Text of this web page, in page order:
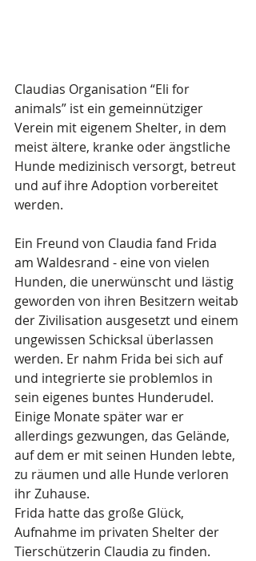
Claudias Organisation “Eli for
animals” ist ein gemeinnütziger
Verein mit eigenem Shelter, in dem
meist ältere, kranke oder ängstliche
Hunde medizinisch versorgt, betreut
und auf ihre Adoption vorbereitet
werden.
Ein Freund von Claudia fand Frida
am Waldesrand - eine von vielen
Hunden, die unerwünscht und lästig
geworden von ihren Besitzern weitab
der Zivilisation ausgesetzt und einem
ungewissen Schicksal überlassen
werden. Er nahm Frida bei sich auf
und integrierte sie problemlos in
sein eigenes buntes Hunderudel.
Einige Monate später war er
allerdings gezwungen, das Gelände,
auf dem er mit seinen Hunden lebte,
zu räumen und alle Hunde verloren
ihr Zuhause.
Frida hatte das große Glück,
Aufnahme im privaten Shelter der
Tierschützerin Claudia zu finden.